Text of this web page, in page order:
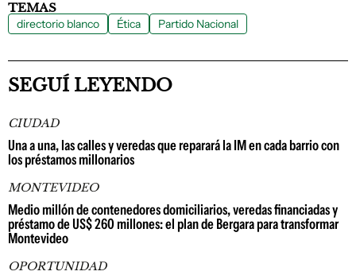
TEMAS
directorio blanco Ética Partido Nacional
SEGUÍ LEYENDO
CIUDAD
Una a una, las calles y veredas que reparará la IM en cada barrio con
los préstamos millonarios
MONTEVIDEO
Medio millón de contenedores domiciliarios, veredas financiadas y
préstamo de US$ 260 millones: el plan de Bergara para transformar
Montevideo
OPORTUNIDAD